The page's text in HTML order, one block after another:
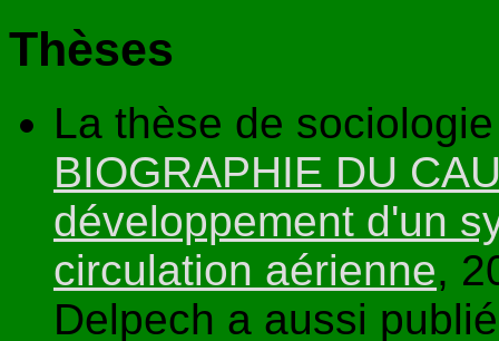
Thèses
La thèse de
BIOGRAPHIE DU
développement d'un
circulation aérienne,
Delpech a aussi